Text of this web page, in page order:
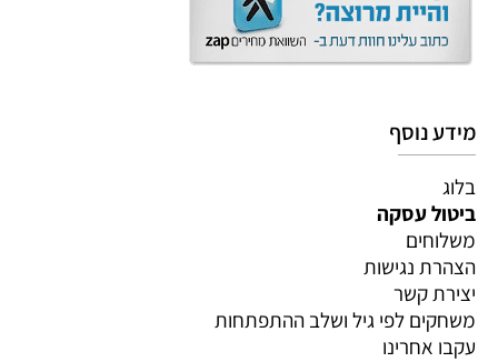
מידע נוסף
בלוג
ביטול עסקה
משלוחים
הצהרת נגישות
יצירת קשר
משחקים לפי גיל ושלב ההתפתחות
עקבו אחרינו